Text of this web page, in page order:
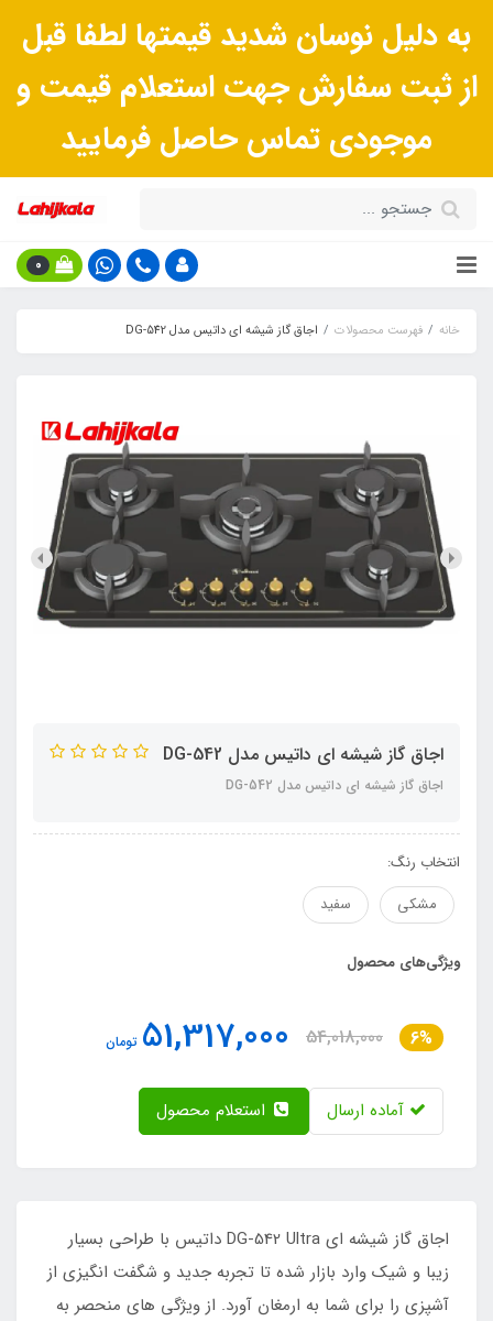
به دلیل نوسان شدید قیمتها لطفا قبل
از ثبت سفارش جهت استعلام قیمت و
موجودی تماس حاصل فرمایید
0
خانه فهرست محصولات اجاق گاز شیشه ای داتیس مدل DG-542
اجاق گاز شیشه ای داتیس مدل DG-542
اجاق گاز شیشه ای داتیس مدل DG-542
انتخاب رنگ:
مشکی
سفید
ویژگی‌های محصول
6%
54,018,000
51,317,000 تومان
آماده ارسال
اجاق گاز شیشه ای DG-542 Ultra داتیس با طراحی بسیار
زیبا و شیک وارد بازار شده تا تجربه جدید و شگفت انگیزی از
آشپزی را برای شما به ارمغان آورد. از ویژگی های منحصر به